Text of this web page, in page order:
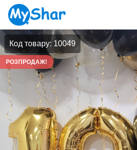
Код товару: 10049
РОЗПРОДАЖ!